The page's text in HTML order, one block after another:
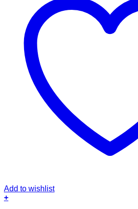
Add to wishlist
+